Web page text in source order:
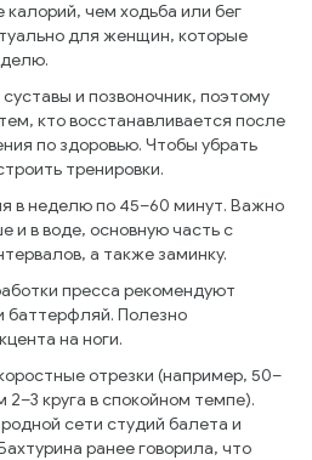
чем ходьба или бег
для женщин, которые
и позвоночник, поэтому
кто восстанавливается после
по здоровью. Чтобы убрать
тренировки.
в неделю по 45–60 минут. Важно
и в воде, основную часть с
а также заминку.
пресса рекомендуют
баттерфляй. Полезно
на ноги.
отрезки (например, 50–
круга в спокойном темпе).
сети студий балета и
ранее говорила, что